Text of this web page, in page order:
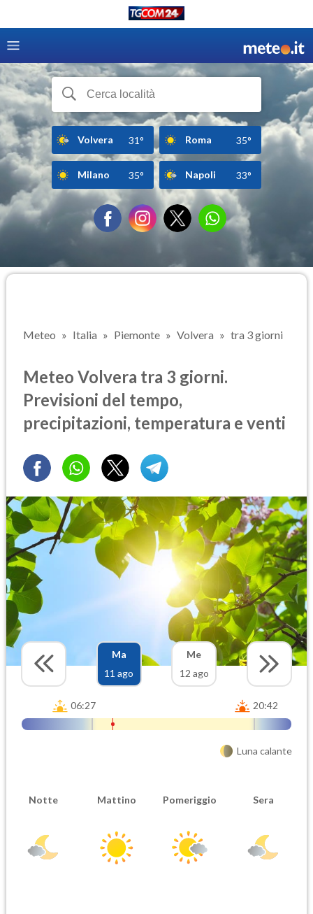
Volvera 31° Roma 35°
Milano 35° Napoli 33°
Meteo Italia Piemonte Volvera tra 3 giorni
Meteo Volvera tra 3 giorni.
Previsioni del tempo,
precipitazioni, temperatura e venti
Ma
11 ago
Me
12 ago
06:27 20:42
Luna calante
Notte Mattino Pomeriggio Sera